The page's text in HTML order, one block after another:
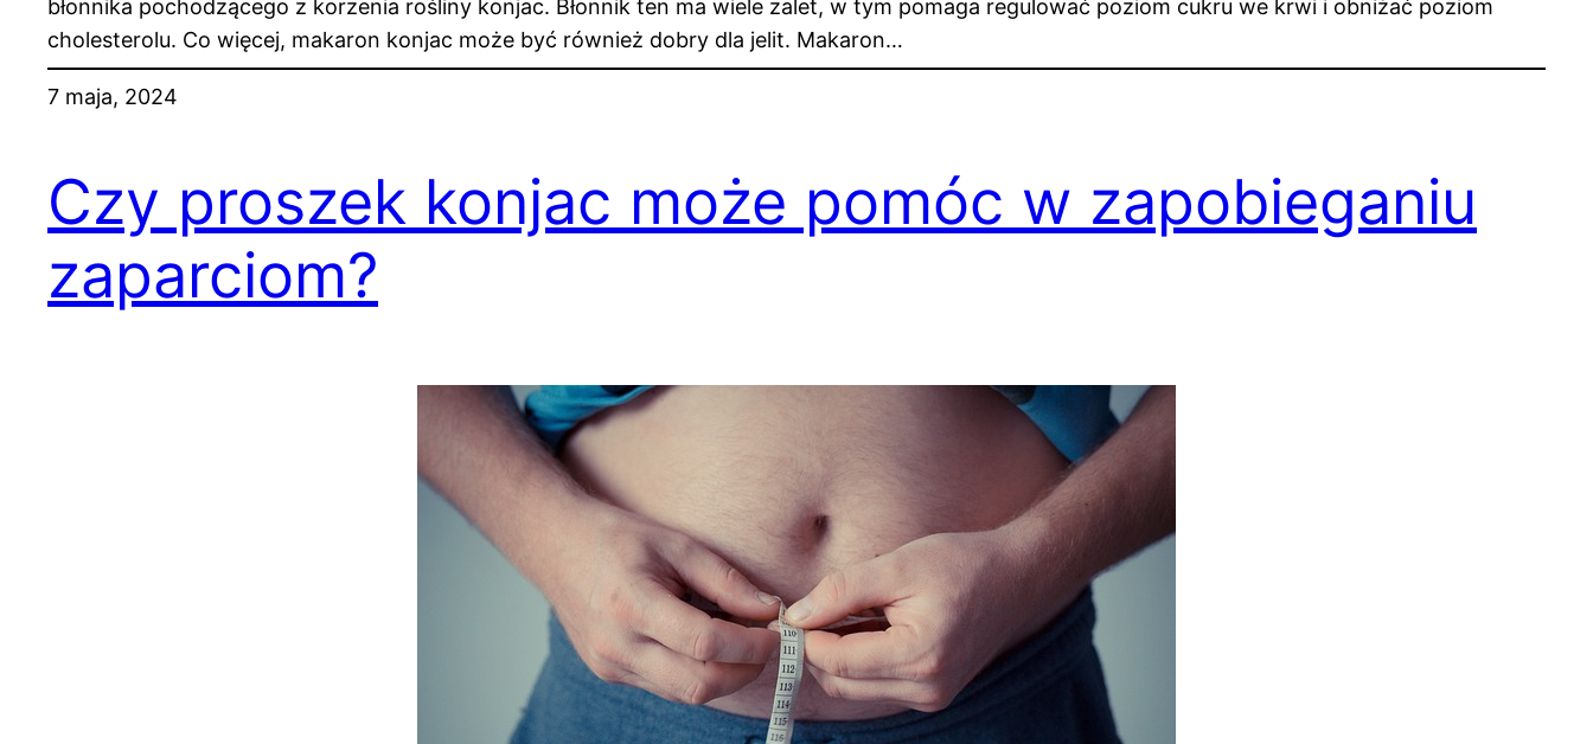
błonnika pochodzącego z korzenia rośliny konjac. Błonnik ten ma wiele zalet, w tym pomaga regulować poziom cukru we krwi i obniżać poziom
cholesterolu. Co więcej, makaron konjac może być również dobry dla jelit. Makaron…
7 maja, 2024
Czy proszek konjac może pomóc w zapobieganiu
zaparciom?